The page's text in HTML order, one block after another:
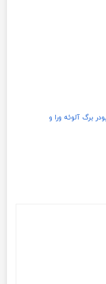
برگ آلوئه ورا و